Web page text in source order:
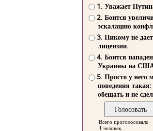
1. Уважает
2. Боится
эскалацию
3. Никому не
лицензии.
4. Боится
Украины на
5. Просто у него
поведения такая:
обещать и не
Всего проголосовало
1 человек